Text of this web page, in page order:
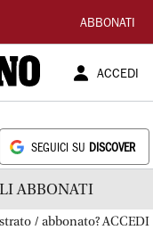
ABBONATI
ACCEDI
SEGUICI SU DISCOVER
ABBONATI
/ abbonato? ACCEDI